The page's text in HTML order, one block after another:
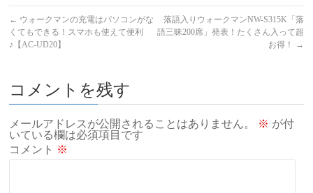
← ウォークマンの充電はパソコンがな
くてもできる！スマホも使えて便利
♪【AC-UD20】
落語入りウォークマンNW-S315K「落
語三昧200席」発表！たくさん入って超
お得！
→
コメントを残す
メールアドレスが公開されることはありません。 ※ が付
いている欄は必須項目です
コメント ※